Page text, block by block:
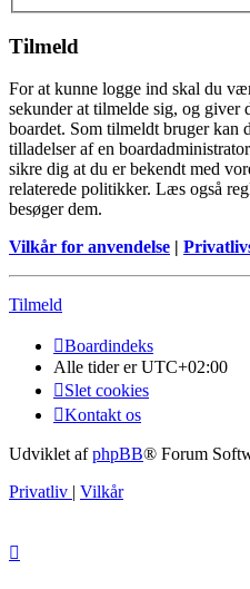
Tilmeld
For at kunne logge ind skal du
sekunder at tilmelde sig, og giver
boardet. Som tilmeldt bruger kan
tilladelser af en
sikre dig at du er bekendt med
relaterede politikker. Læs også
besøger dem.
Vilkår for anvendelse |
Tilmeld
Boardindeks
Alle tider erUTC+02:00
Slet cookies
Kontakt os
Udviklet afphpBB® Forum
Privatliv | Vilkår